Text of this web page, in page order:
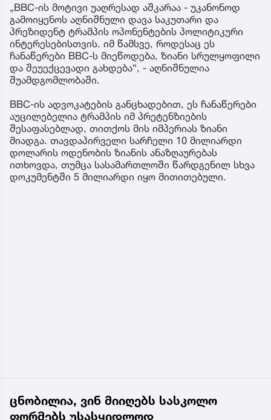
„BBC-ის მოტივი უაღრესად აშკარაა - უკანონოდ
გამოიყენოს აღნიშნული დავა საკუთარი და
პრეზიდენტ ტრამპის ოპონენტების პოლიტიკური
ინტერესებისთვის. იმ წამსვე, როდესაც ეს
ჩანაწერები BBC-ს მიეწოდება, ზიანი სრულყოფილი
და შეუექცევადი გახდება“, - აღნიშნულია
შუამდგომლობაში.
BBC-ის ადვოკატების განცხადებით, ეს ჩანაწერები
აუცილებელია ტრამპის იმ პრეტენზიების
შესაფასებლად, თითქოს მის იმპერიას ზიანი
მიადგა. თავდაპირველი სარჩელი 10 მილიარდი
დოლარის ოდენობის ზიანის ანაზღაურებას
ითხოვდა, თუმცა სასამართლოში წარდგენილ სხვა
დოკუმენტში 5 მილიარდი იყო მითითებული.
ცნობილია, ვინ მიიღებს სასკოლო
ფორმებს უსასყიდლოდ